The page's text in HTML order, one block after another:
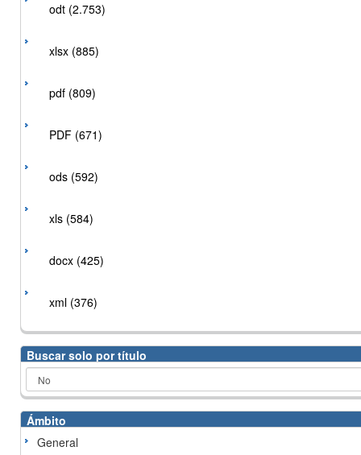
odt (2.753)
xlsx (885)
pdf (809)
PDF (671)
ods (592)
xls (584)
docx (425)
xml (376)
Buscar solo por título
Ámbito
General